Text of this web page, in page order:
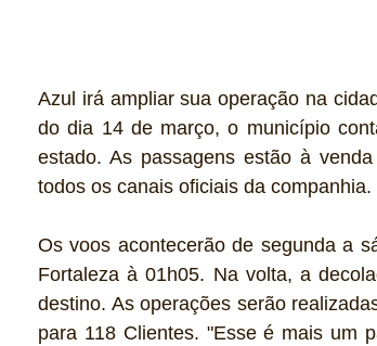
Azul irá ampliar sua operação na
do dia 14 de março, o município
estado. As passagens estão à
todos os canais oficiais da companhia.
Os voos acontecerão de segunda a
Fortaleza à 01h05. Na volta, a
destino. As operações serão
para 118 Clientes. "Esse é mais um